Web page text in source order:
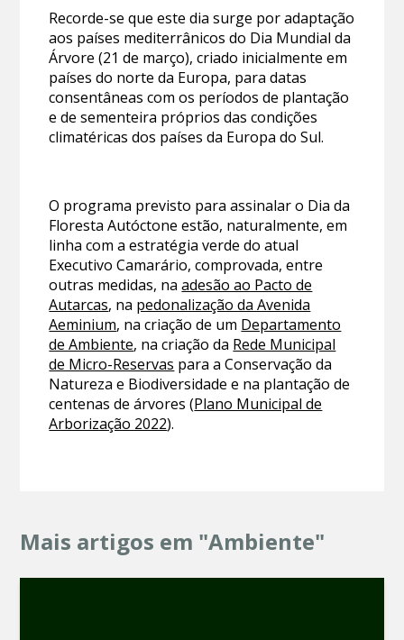
Recorde-se que este dia surge por adaptação
aos países mediterrânicos do Dia Mundial da
Árvore (21 de março), criado inicialmente em
países do norte da Europa, para datas
consentâneas com os períodos de plantação
e de sementeira próprios das condições
climatéricas dos países da Europa do Sul.
O programa previsto para assinalar o Dia da
Floresta Autóctone estão, naturalmente, em
linha com a estratégia verde do atual
Executivo Camarário, comprovada, entre
outras medidas, naadesão ao Pacto de
Autarcas, na pedonalização da Avenida
Aeminium, na criação de um Departamento
de Ambiente, na criação da Rede Municipal
de Micro-Reservas para a Conservação da
Natureza e Biodiversidade e na plantação de
centenas de árvores (Plano Municipal de
Arborização 2022).
Mais artigos em "Ambiente"